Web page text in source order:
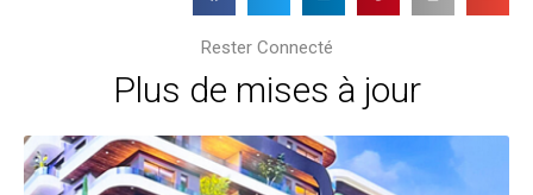
Rester Connecté
Plus de mises à jour